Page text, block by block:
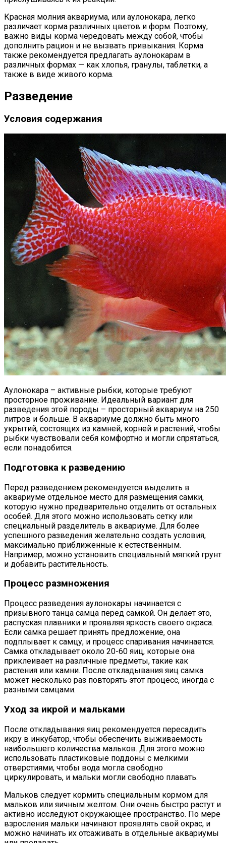
Красная молния аквариума, или аулонокара, легко
различает корма различных цветов и форм. Поэтому,
важно виды корма чередовать между собой, чтобы
дополнить рацион и не вызвать привыкания. Корма
также рекомендуется предлагать аулонокарам в
различных формах — как хлопья, гранулы, таблетки, а
также в виде живого корма.
Разведение
Условия содержания
Аулонокара – активные рыбки, которые требуют
просторное проживание. Идеальный вариант для
разведения этой породы – просторный аквариум на 250
литров и больше. В аквариуме должно быть много
укрытий, состоящих из камней, корней и растений, чтобы
рыбки чувствовали себя комфортно и могли спрятаться,
если понадобится.
Подготовка к разведению
Перед разведением рекомендуется выделить в
аквариуме отдельное место для размещения самки,
которую нужно предварительно отделить от остальных
особей. Для этого можно использовать сетку или
специальный разделитель в аквариуме. Для более
успешного разведения желательно создать условия,
максимально приближенные к естественным.
Например, можно установить специальный мягкий грунт
и добавить растительность.
Процесс размножения
Процесс разведения аулонокары начинается с
призывного танца самца перед самкой. Он делает это,
распуская плавники и проявляя яркость своего окраса.
Если самка решает принять предложение, она
подплывает к самцу, и процесс спаривания начинается.
Самка откладывает около 20-60 яиц, которые она
приклеивает на различные предметы, такие как
растения или камни. После откладывания яиц самка
может несколько раз повторять этот процесс, иногда с
разными самцами.
Уход за икрой и мальками
После откладывания яиц рекомендуется пересадить
икру в инкубатор, чтобы обеспечить выживаемость
наибольшего количества мальков. Для этого можно
использовать пластиковые поддоны с мелкими
отверстиями, чтобы вода могла свободно
циркулировать, и мальки могли свободно плавать.
Мальков следует кормить специальным кормом для
мальков или яичным желтом. Они очень быстро растут и
активно исследуют окружающее пространство. По мере
взросления мальки начинают проявлять свой окрас, и
можно начинать их отсаживать в отдельные аквариумы